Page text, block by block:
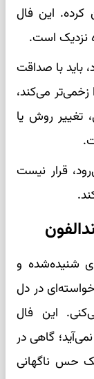
این فال
نزدیک است.
باید با صداقت
زخمی‌تر می‌کند،
تغییر روش یا
قرار نیست
شنیده‌شده و
در دل
این فال
گاهی در
حس ناگهانی